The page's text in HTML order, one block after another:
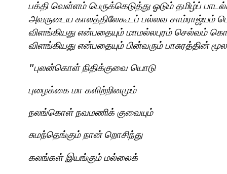
பக்தி வெள்ளம் பெருக்கெடுத்து ஓடும் தமிழ்ப்
அவருடைய காலத்திலேகூடப் பல்லவ சாம்ராஜ்யம்
விளங்கியது என்பதையும் மாமல்லபுரம் செல்வம்
விளங்கியது என்பதையும் பின்வரும் பாசுரத்தின்
"புலன்கொள் நிதிக்குவை யொடு
புழைக்கை மா களிற்றினமும்
நலங்கொள் நவமணிக் குவையும்
சுமந்தெங்கும் நான் றொசிந்து
கலங்கள் இயங்கும் மல்லைக்